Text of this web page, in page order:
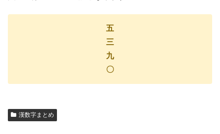
五
三
九
〇
漢数字まとめ